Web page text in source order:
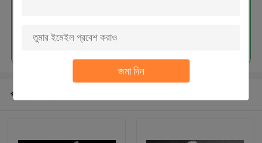
জমা দিন
চালিয়ে
প্রস্তাবিত পণ্য